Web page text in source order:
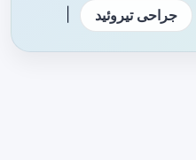
جراحی تیروئید